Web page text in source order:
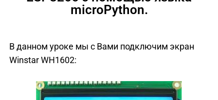
microPython.
В данном уроке мы с Вами подключим экран
Winstar WH1602: